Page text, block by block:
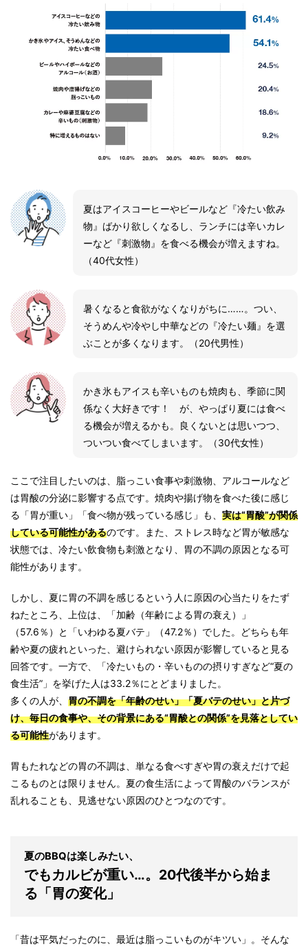
夏はアイスコーヒーやビールなど『冷たい飲み
物』ばかり欲しくなるし、ランチには辛いカレ
ーなど『刺激物』を食べる機会が増えますね。
（40代女性）
暑くなると食欲がなくなりがちに……。つい、
そうめんや冷やし中華などの『冷たい麺』を選
ぶことが多くなります。（20代男性）
かき氷もアイスも辛いものも焼肉も、季節に関
係なく大好きです！ が、やっぱり夏には食べ
る機会が増えるかも。良くないとは思いつつ、
ついつい食べてしまいます。（30代女性）
ここで注目したいのは、脂っこい食事や刺激物、アルコールなど
は胃酸の分泌に影響する点です。焼肉や揚げ物を食べた後に感じ
る「胃が重い」「食べ物が残っている感じ」も、 実は“胃酸”が関係
している可能性があるのです。また、ストレス時など胃が敏感な
状態では、冷たい飲食物も刺激となり、胃の不調の原因となる可
能性があります。
しかし、夏に胃の不調を感じるという人に原因の心当たりをたず
ねたところ、上位は、「加齢（年齢による胃の衰え）」
（57.6％）と「いわゆる夏バテ」（47.2％）でした。どちらも年
齢や夏の疲れといった、避けられない原因が影響していると見る
回答です。一方で、「冷たいもの・辛いものの摂りすぎなど“夏の
食生活”」を挙げた人は33.2％にとどまりました。
多くの人が、 胃の不調を「年齢のせい」「夏バテのせい」と片づ
け、毎日の食事や、その背景にある“胃酸との関係”を見落としてい
る可能性があります。
胃もたれなどの胃の不調は、単なる食べすぎや胃の衰えだけで起
こるものとは限りません。夏の食生活によって胃酸のバランスが
乱れることも、見逃せない原因のひとつなのです。
夏のBBQは楽しみたい、
でもカルビが重い…。20代後半から始ま
る「胃の変化」
「昔は平気だったのに、最近は脂っこいものがキツい」。そんな